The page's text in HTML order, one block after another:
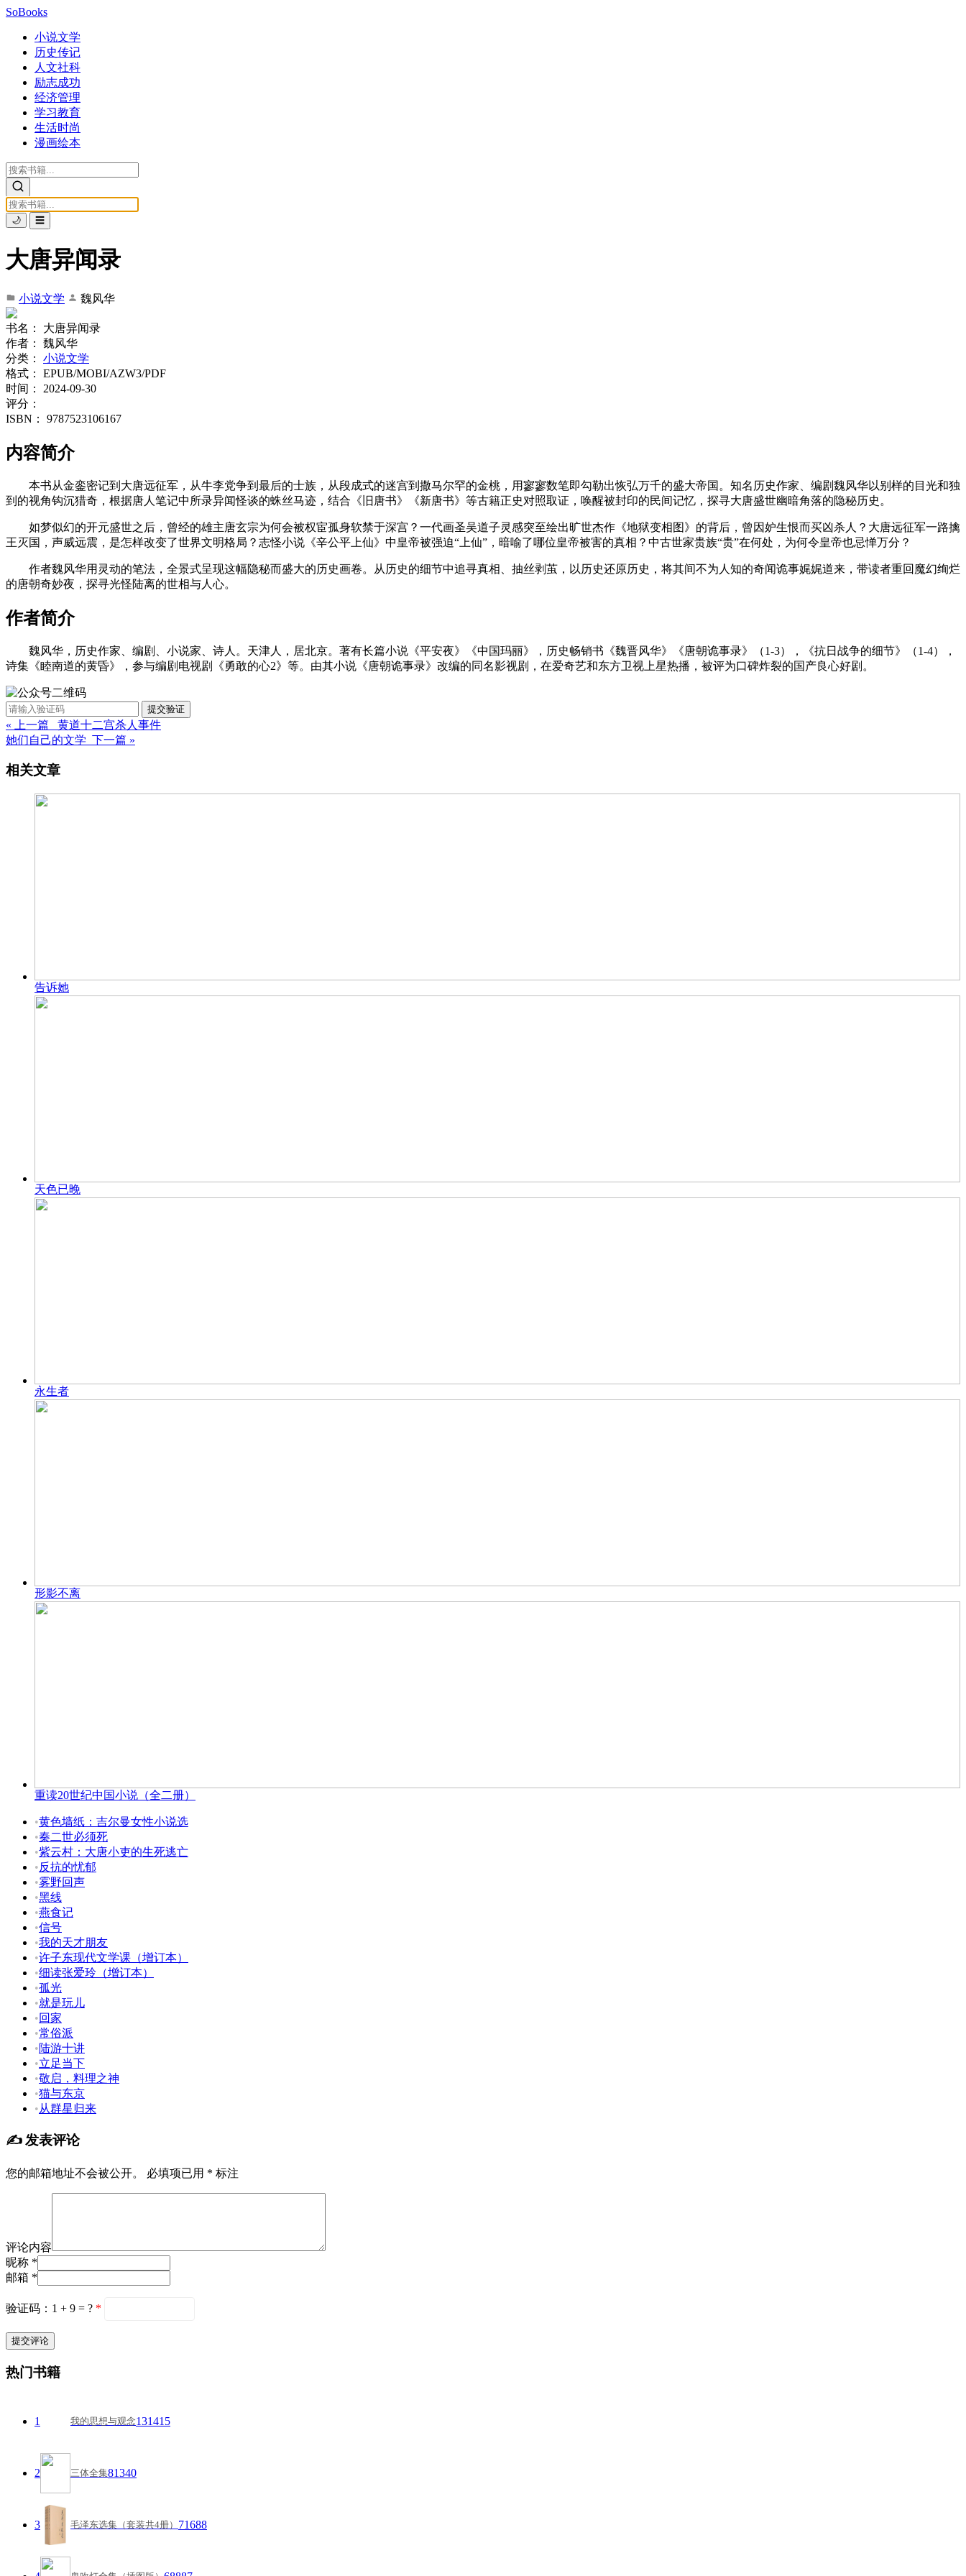
SoBooks
小说文学
历史传记
人文社科
励志成功
经济管理
学习教育
生活时尚
漫画绘本
🌙 ☰
大唐异闻录
小说文学 魏风华
书名：
大唐异闻录
作者：
魏风华
分类：
小说文学
格式：
EPUB/MOBI/AZW3/PDF
时间：
2024-09-30
评分：
ISBN：
9787523106167
内容简介
本书从金銮密记到大唐远征军，从牛李党争到最后的士族，从段成式的迷宫到撒马尔罕的金桃，用寥寥数笔即勾勒出恢弘万千的盛大帝国。知名历史作家、编剧魏风华以别样的目光和独
到的视角钩沉猎奇，根据唐人笔记中所录异闻怪谈的蛛丝马迹，结合《旧唐书》《新唐书》等古籍正史对照取证，唤醒被封印的民间记忆，探寻大唐盛世幽暗角落的隐秘历史。
如梦似幻的开元盛世之后，曾经的雄主唐玄宗为何会被权宦孤身软禁于深宫？一代画圣吴道子灵感突至绘出旷世杰作《地狱变相图》的背后，曾因妒生恨而买凶杀人？大唐远征军一路擒
王灭国，声威远震，是怎样改变了世界文明格局？志怪小说《辛公平上仙》中皇帝被强迫“上仙”，暗喻了哪位皇帝被害的真相？中古世家贵族“贵”在何处，为何令皇帝也忌惮万分？
作者魏风华用灵动的笔法，全景式呈现这幅隐秘而盛大的历史画卷。从历史的细节中追寻真相、抽丝剥茧，以历史还原历史，将其间不为人知的奇闻诡事娓娓道来，带读者重回魔幻绚烂
的唐朝奇妙夜，探寻光怪陆离的世相与人心。
作者简介
魏风华，历史作家、编剧、小说家、诗人。天津人，居北京。著有长篇小说《平安夜》《中国玛丽》，历史畅销书《魏晋风华》《唐朝诡事录》（1-3），《抗日战争的细节》（1-4），
诗集《睦南道的黄昏》，参与编剧电视剧《勇敢的心2》等。由其小说《唐朝诡事录》改编的同名影视剧，在爱奇艺和东方卫视上星热播，被评为口碑炸裂的国产良心好剧。
提交验证
« 上一篇 黄道十二宫杀人事件
她们自己的文学 下一篇 »
相关文章
告诉她
天色已晚
永生者
形影不离
重读20世纪中国小说（全二册）
•黄色墙纸：吉尔曼女性小说选
•秦二世必须死
•紫云村：大唐小吏的生死逃亡
•反抗的忧郁
•雾野回声
•黑线
•燕食记
•信号
•我的天才朋友
•许子东现代文学课（增订本）
•细读张爱玲（增订本）
•孤光
•就是玩儿
•回家
•常俗派
•陆游十讲
•立足当下
•敬启，料理之神
•猫与东京
•从群星归来
✍️ 发表评论
您的邮箱地址不会被公开。 必填项已用 * 标注
评论内容
昵称 *
邮箱 *
验证码：1 + 9 = ? *
热门书籍
1 我的思想与观念131415
2 三体全集81340
3 毛泽东选集（套装共4册） 71688